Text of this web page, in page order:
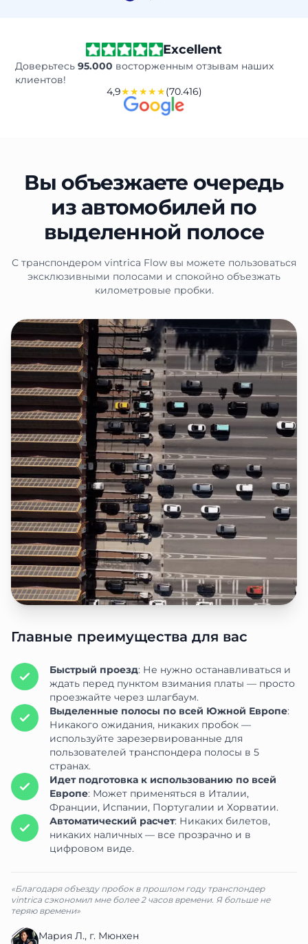
Excellent
Доверьтесь 95.000 восторженным отзывам наших
клиентов!
4,9★★★★★(70.416)
Вы объезжаете очередь
из автомобилей по
выделенной полосе
С транспондером vintrica Flow вы можете пользоваться
эксклюзивными полосами и спокойно объезжать
километровые пробки.
Главные преимущества для вас
Быстрый проезд: Не нужно останавливаться и
ждать перед пунктом взимания платы — просто
проезжайте через шлагбаум.
Выделенные полосы по всей Южной Европе:
Никакого ожидания, никаких пробок —
используйте зарезервированные для
пользователей транспондера полосы в 5
странах.
Идет подготовка к использованию по всей
Европе: Может применяться в Италии,
Франции, Испании, Португалии и Хорватии.
Автоматический расчет: Никаких билетов,
никаких наличных — все прозрачно и в
цифровом виде.
«Благодаря объезду пробок в прошлом году транспондер
vintrica сэкономил мне более 2 часов времени. Я больше не
теряю времени»
Мария Л., г. Мюнхен